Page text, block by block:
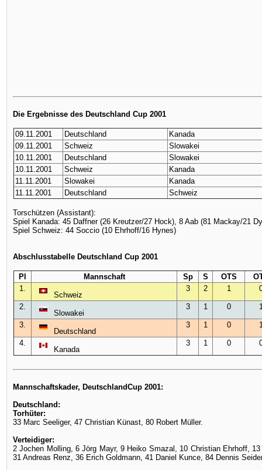
Die Ergebnisse des Deutschland Cup 2001
09.11.2001 Deutschland
Kanada
09.11.2001
Schweiz
Slowakei
10.11.2001
Deutschland
Slowakei
10.11.2001
Schweiz
Kanada
11.11.2001
Slowakei
Kanada
11.11.2001
Deutschland Schweiz
Torschützen (Assistant):
Spiel Kanada: 45 Daffner (26 Kreutzer/27 Hock), 8 Aab (81 Mackay/21
Spiel Schweiz: 44 Soccio (10 Ehrhoff/16 Hynes)
Abschlusstabelle Deutschland Cup 2001
Pl Mannschaft Sp S OTS
1.
Schweiz
3 2 1
2.
Slowakei
3 1 0
3.
Deutschland
3 1 0
4.
Kanada
3 1 0
Mannschaftskader, DeutschlandCup 2001:
Deutschland:
Torhüter:
33 Marc Seeliger, 47 Christian Künast, 80 Robert Müller.
Verteidiger:
2 Jochen Molling, 6 Jörg Mayr, 9 Heiko Smazal, 10 Christian Ehrhoff,
31 Andreas Renz, 36 Erich Goldmann, 41 Daniel Kunce, 84 Dennis